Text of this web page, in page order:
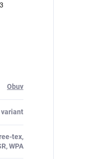
Obuv
tex,
WPA